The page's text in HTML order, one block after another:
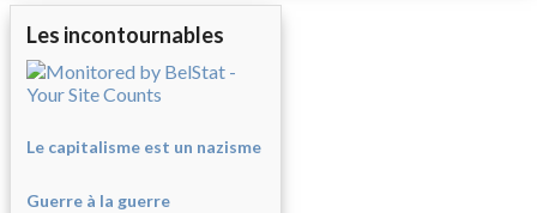
Les incontournables
Le capitalisme est un nazisme
Guerre à la guerre